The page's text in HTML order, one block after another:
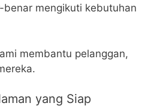
benar mengikuti kebutuhan
membantu pelanggan,
yang Siap